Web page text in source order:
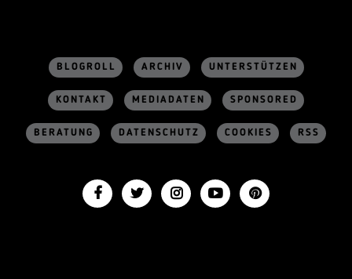
BLOGROLL ARCHIV UNTERSTÜTZEN
KONTAKT MEDIADATEN SPONSORED
BERATUNG DATENSCHUTZ COOKIES RSS